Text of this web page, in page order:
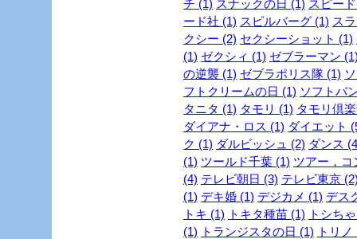
チ (1) スナックの日 (1) スピー
ード社 (1) スピルバーグ (1) ス
クシー (2) セクシーショット (1)
(1) ゼクシィ (1) ゼブラーマン
の逆襲 (1) ゼブラポリス隊 (1)
フトクリームの日 (1) ソフトバ
タニタ (1) タモリ (1) タモリ倶
ダイアナ・ロス (1) ダイエット
ク (1) ダルビッシュ (2) ダンス
(1) ツールド千葉 (1) ツアー，コ
(4) テレビ朝日 (3) テレビ東京
(1) デキ婚 (1) デジカメ (1) デス
トキ (1) トキタ種苗 (1) トシち
(1) トランジスタの日 (1) トリノ